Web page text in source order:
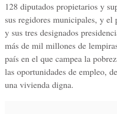
128 diputados propietarios y
sus regidores municipales, y el
y sus tres designados
más de mil millones de
país en el que campea la
las oportunidades de empleo,
una vivienda digna.